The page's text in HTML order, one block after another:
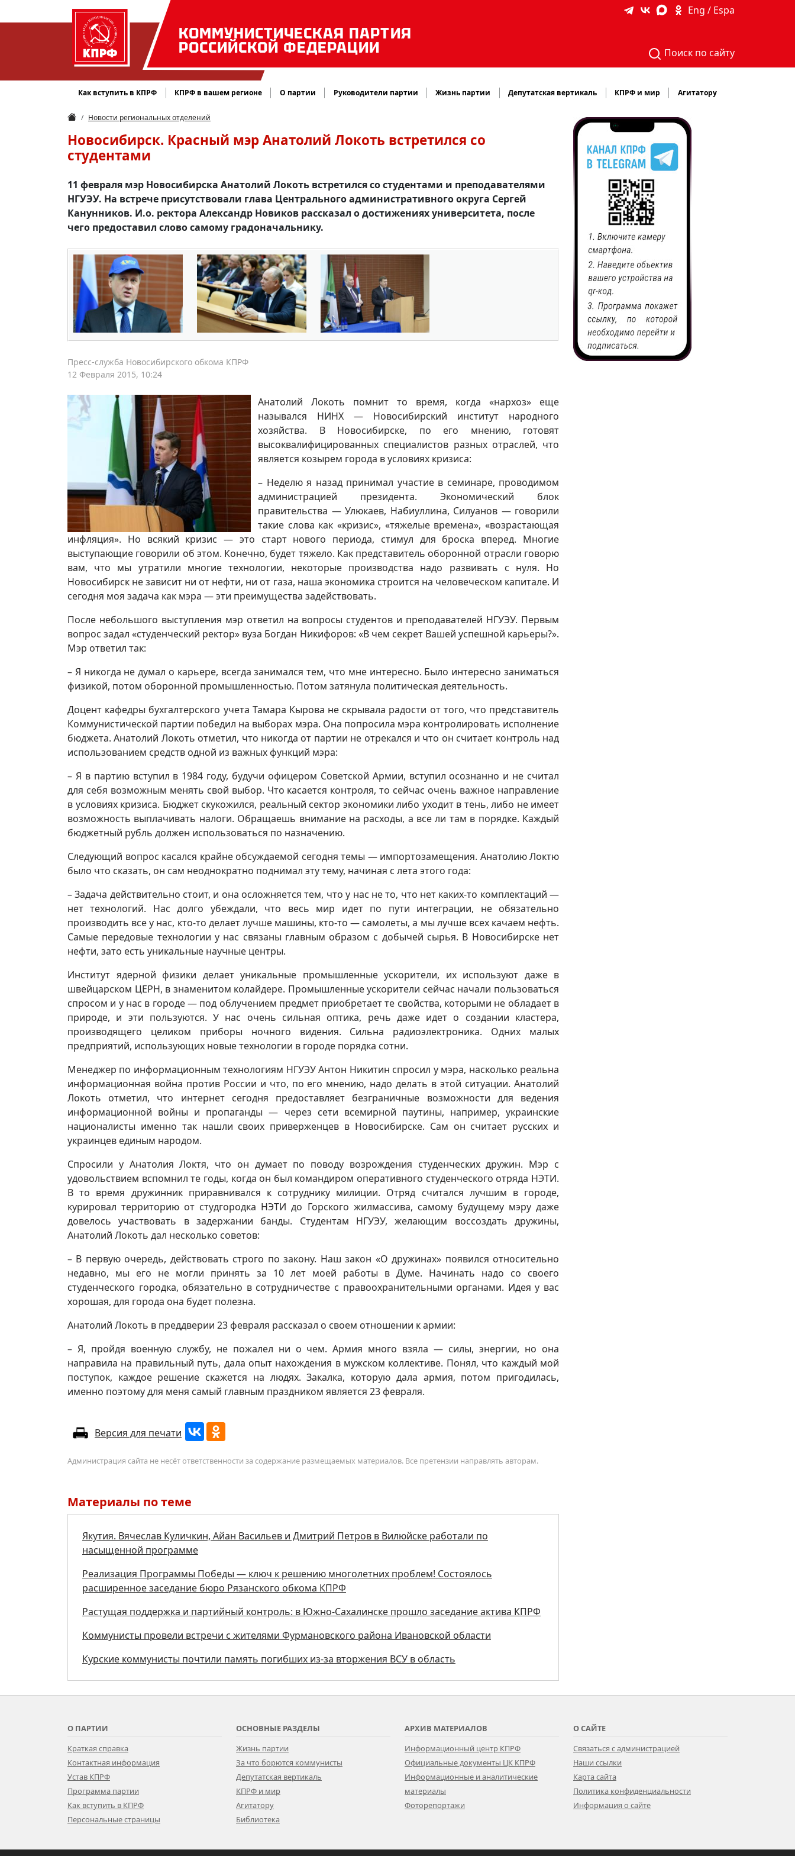
КОММУНИСТИЧЕСКАЯ ПАРТИЯ
РОССИЙСКОЙ ФЕДЕРАЦИИ
Eng / Espa
Поиск по сайту
Как вступить в КПРФ КПРФ в вашем регионе О партии Руководители партии Жизнь партии Депутатская вертикаль КПРФ и мир Агитатору
Новости региональных отделений
Новосибирск. Красный мэр Анатолий Локоть встретился со
студентами
11 февраля мэр Новосибирска Анатолий Локоть встретился со студентами и преподавателями
НГУЭУ. На встрече присутствовали глава Центрального административного округа Сергей
Канунников. И.о. ректора Александр Новиков рассказал о достижениях университета, после
чего предоставил слово самому градоначальнику.
Пресс-служба Новосибирского обкома КПРФ
12 Февраля 2015, 10:24
Анатолий Локоть помнит то время, когда «нархоз» еще
назывался НИНХ — Новосибирский институт народного
хозяйства. В Новосибирске, по его мнению, готовят
высоквалифицированных специалистов разных отраслей, что
является козырем города в условиях кризиса:
– Неделю я назад принимал участие в семинаре, проводимом
администрацией президента. Экономический блок
правительства — Улюкаев, Набиуллина, Силуанов — говорили
такие слова как «кризис», «тяжелые времена», «возрастающая
инфляция». Но всякий кризис — это старт нового периода, стимул для броска вперед. Многие
выступающие говорили об этом. Конечно, будет тяжело. Как представитель оборонной отрасли говорю
вам, что мы утратили многие технологии, некоторые производства надо развивать с нуля. Но
Новосибирск не зависит ни от нефти, ни от газа, наша экономика строится на человеческом капитале. И
сегодня моя задача как мэра — эти преимущества задействовать.
После небольшого выступления мэр ответил на вопросы студентов и преподавателей НГУЭУ. Первым
вопрос задал «студенческий ректор» вуза Богдан Никифоров: «В чем секрет Вашей успешной карьеры?».
Мэр ответил так:
– Я никогда не думал о карьере, всегда занимался тем, что мне интересно. Было интересно заниматься
физикой, потом оборонной промышленностью. Потом затянула политическая деятельность.
Доцент кафедры бухгалтерского учета Тамара Кырова не скрывала радости от того, что представитель
Коммунистической партии победил на выборах мэра. Она попросила мэра контролировать исполнение
бюджета. Анатолий Локоть отметил, что никогда от партии не отрекался и что он считает контроль над
использованием средств одной из важных функций мэра:
– Я в партию вступил в 1984 году, будучи офицером Советской Армии, вступил осознанно и не считал
для себя возможным менять свой выбор. Что касается контроля, то сейчас очень важное направление
в условиях кризиса. Бюджет скукожился, реальный сектор экономики либо уходит в тень, либо не имеет
возможность выплачивать налоги. Обращаешь внимание на расходы, а все ли там в порядке. Каждый
бюджетный рубль должен использоваться по назначению.
Следующий вопрос касался крайне обсуждаемой сегодня темы — импортозамещения. Анатолию Локтю
было что сказать, он сам неоднократно поднимал эту тему, начиная с лета этого года:
– Задача действительно стоит, и она осложняется тем, что у нас не то, что нет каких-то комплектаций —
нет технологий. Нас долго убеждали, что весь мир идет по пути интеграции, не обязательно
производить все у нас, кто-то делает лучше машины, кто-то — самолеты, а мы лучше всех качаем нефть.
Самые передовые технологии у нас связаны главным образом с добычей сырья. В Новосибирске нет
нефти, зато есть уникальные научные центры.
Институт ядерной физики делает уникальные промышленные ускорители, их используют даже в
швейцарском ЦЕРН, в знаменитом колайдере. Промышленные ускорители сейчас начали пользоваться
спросом и у нас в городе — под облучением предмет приобретает те свойства, которыми не обладает в
природе, и эти пользуются. У нас очень сильная оптика, речь даже идет о создании кластера,
производящего целиком приборы ночного видения. Сильна радиоэлектроника. Одних малых
предприятий, использующих новые технологии в городе порядка сотни.
Менеджер по информационным технологиям НГУЭУ Антон Никитин спросил у мэра, насколько реальна
информационная война против России и что, по его мнению, надо делать в этой ситуации. Анатолий
Локоть отметил, что интернет сегодня предоставляет безграничные возможности для ведения
информационной войны и пропаганды — через сети всемирной паутины, например, украинские
националисты именно так нашли своих приверженцев в Новосибирске. Сам он считает русских и
украинцев единым народом.
Спросили у Анатолия Локтя, что он думает по поводу возрождения студенческих дружин. Мэр с
удовольствием вспомнил те годы, когда он был командиром оперативного студенческого отряда НЭТИ.
В то время дружинник приравнивался к сотруднику милиции. Отряд считался лучшим в городе,
курировал территорию от студгородка НЭТИ до Горского жилмассива, самому будущему мэру даже
довелось участвовать в задержании банды. Студентам НГУЭУ, желающим воссоздать дружины,
Анатолий Локоть дал несколько советов:
– В первую очередь, действовать строго по закону. Наш закон «О дружинах» появился относительно
недавно, мы его не могли принять за 10 лет моей работы в Думе. Начинать надо со своего
студенческого городка, обязательно в сотрудничестве с правоохранительными органами. Идея у вас
хорошая, для города она будет полезна.
Анатолий Локоть в преддверии 23 февраля рассказал о своем отношении к армии:
– Я, пройдя военную службу, не пожалел ни о чем. Армия много взяла — силы, энергии, но она
направила на правильный путь, дала опыт нахождения в мужском коллективе. Понял, что каждый мой
поступок, каждое решение скажется на людях. Закалка, которую дала армия, потом пригодилась,
именно поэтому для меня самый главным праздником является 23 февраля.
Версия для печати
Администрация сайта не несёт ответственности за содержание размещаемых материалов. Все претензии направлять авторам.
Материалы по теме
Якутия. Вячеслав Куличкин, Айан Васильев и Дмитрий Петров в Вилюйске работали по
насыщенной программе
Реализация Программы Победы — ключ к решению многолетних проблем! Состоялось
расширенное заседание бюро Рязанского обкома КПРФ
Растущая поддержка и партийный контроль: в Южно-Сахалинске прошло заседание актива КПРФ
Коммунисты провели встречи с жителями Фурмановского района Ивановской области
Курские коммунисты почтили память погибших из-за вторжения ВСУ в область
О ПАРТИИ
Краткая справка
Контактная информация
Устав КПРФ
Программа партии
Как вступить в КПРФ
Персональные страницы
ОСНОВНЫЕ РАЗДЕЛЫ
Жизнь партии
За что борются коммунисты
Депутатская вертикаль
КПРФ и мир
Агитатору
Библиотека
АРХИВ МАТЕРИАЛОВ
Информационный центр КПРФ
Официальные документы ЦК КПРФ
Информационные и аналитические
материалы
Фоторепортажи
О САЙТЕ
Связаться с администрацией
Наши ссылки
Карта сайта
Политика конфиденциальности
Информация о сайте